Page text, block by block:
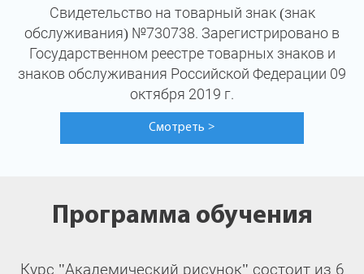
Свидетельство на товарный знак (знак
обслуживания) №730738. Зарегистрировано в
Государственном реестре товарных знаков и
знаков обслуживания Российской Федерации 09
октября 2019 г.
Смотреть >
Программа обучения
Курс "Академический рисунок" состоит из 6